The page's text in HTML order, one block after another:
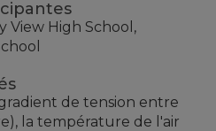
View High School,
de tension entre
la température de l'air